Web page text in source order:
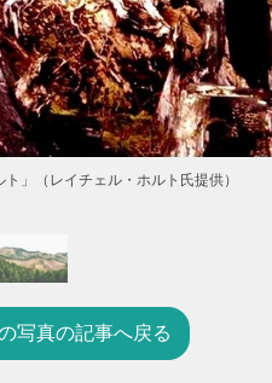
」（レイチェル・ホルト氏提供）
写真の記事へ戻る